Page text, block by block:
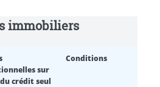
immobiliers
sur
crédit seul
Conditions